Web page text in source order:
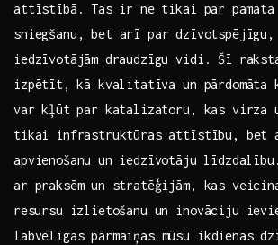
attīstībā. Tas ⁣ir ne tikai par⁢ pamata
sniegšanu, bet arī par⁢
iedzīvotājām ⁣draudzīgu vidi. Šī
izpētīt,⁣ kā ‍kvalitatīva ‍un pārdomāta
var⁣ kļūt par katalizatoru, kas‍ virza
tikai infrastruktūras attīstību, bet‌
apvienošanu ⁤un iedzīvotāju⁢
ar praksēm⁤ un stratēģijām, kas
⁣resursu izlietošanu un inovāciju
labvēlīgas pārmaiņas mūsu ikdienas